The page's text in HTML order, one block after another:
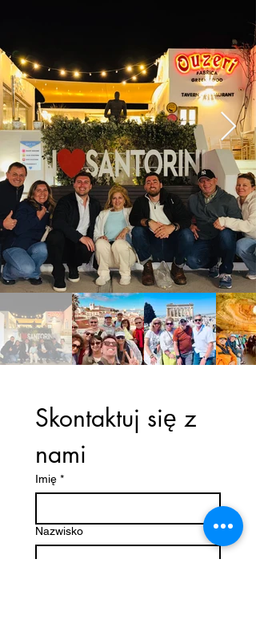
Skontaktuj się z
nami
Imię *
Nazwisko